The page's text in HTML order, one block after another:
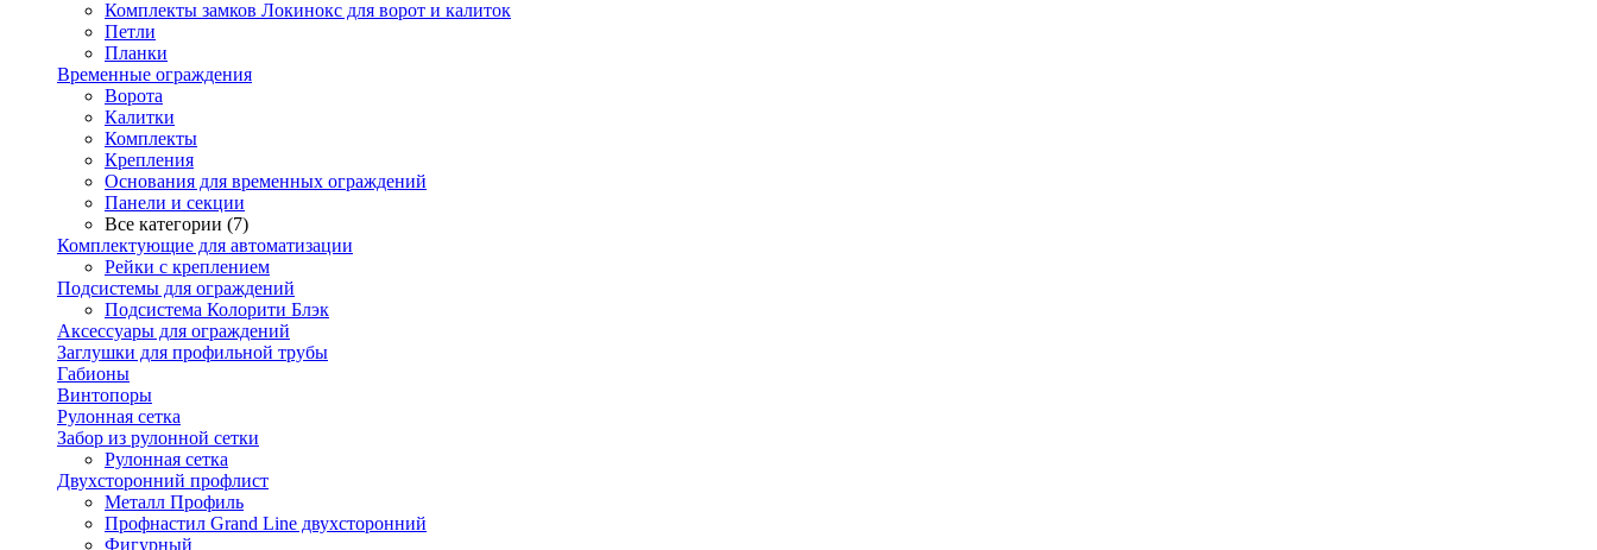
Комплекты замков Локинокс для ворот и калиток
Петли
Планки
Временные ограждения
Ворота
Калитки
Комплекты
Крепления
Основания для временных ограждений
Панели и секции
Все категории (7)
Комплектующие для автоматизации
Рейки с креплением
Подсистемы для ограждений
Подсистема Колорити Блэк
Аксессуары для ограждений
Заглушки для профильной трубы
Габионы
Винтопоры
Рулонная сетка
Забор из рулонной сетки
Рулонная сетка
Двухсторонний профлист
Металл Профиль
Профнастил Grand Line двухсторонний
Фигурный